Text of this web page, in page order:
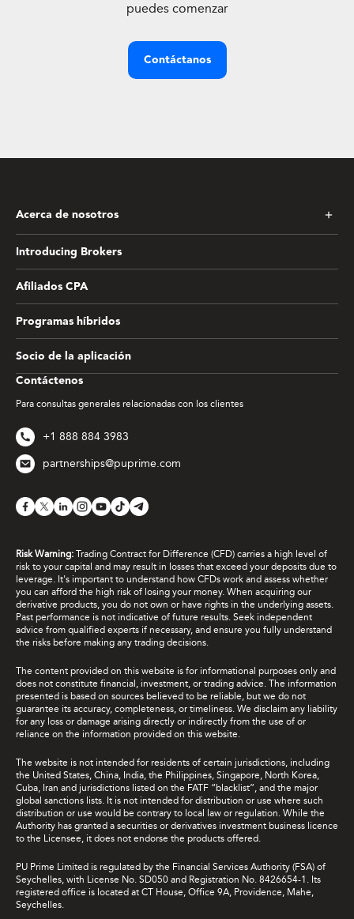
puedes comenzar
Contáctanos
Contáctenos
Para consultas generales relacionadas con los clientes
+1 888 884 3983
partnerships@puprime.com
Acerca de nosotros
Introducing Brokers
Afiliados CPA
Programas híbridos
Socio de la aplicación
Risk Warning: Trading Contract for Difference (CFD) carries a high level of
risk to your capital and may result in losses that exceed your deposits due to
leverage. It's important to understand how CFDs work and assess whether
you can afford the high risk of losing your money. When acquiring our
derivative products, you do not own or have rights in the underlying assets.
Past performance is not indicative of future results. Seek independent
advice from qualified experts if necessary, and ensure you fully understand
the risks before making any trading decisions.
The content provided on this website is for informational purposes only and
does not constitute financial, investment, or trading advice. The information
presented is based on sources believed to be reliable, but we do not
guarantee its accuracy, completeness, or timeliness. We disclaim any liability
for any loss or damage arising directly or indirectly from the use of or
reliance on the information provided on this website.
The website is not intended for residents of certain jurisdictions, including
the United States, China, India, the Philippines, Singapore, North Korea,
Cuba, Iran and jurisdictions listed on the FATF “blacklist”, and the major
global sanctions lists. It is not intended for distribution or use where such
distribution or use would be contrary to local law or regulation. While the
Authority has granted a securities or derivatives investment business licence
to the Licensee, it does not endorse the products offered.
PU Prime Limited is regulated by the Financial Services Authority (FSA) of
Seychelles, with License No. SD050 and Registration No. 8426654-1. Its
registered office is located at CT House, Office 9A, Providence, Mahe,
Seychelles.